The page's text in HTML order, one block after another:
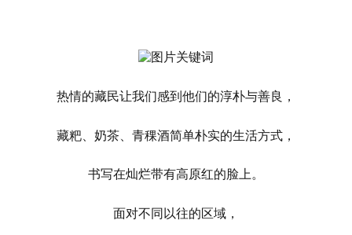
热情的藏民让我们感到他们的淳朴与善良，
藏粑、奶茶、青稞酒简单朴实的生活方式，
书写在灿烂带有高原红的脸上。
面对不同以往的区域，